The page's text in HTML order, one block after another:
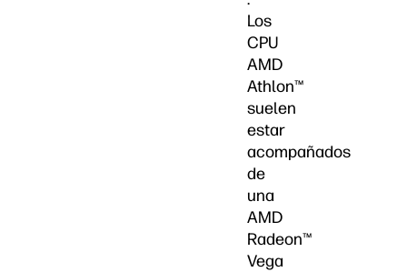
Los
CPU
AMD
Athlon™
suelen
estar
acompañados
de
una
AMD
Radeon™
Vega